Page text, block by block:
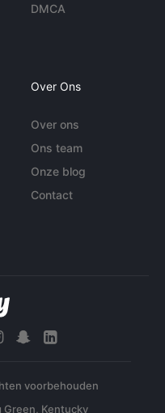
DMCA
Over Ons
Over ons
Ons team
Onze blog
Contact
voorbehouden